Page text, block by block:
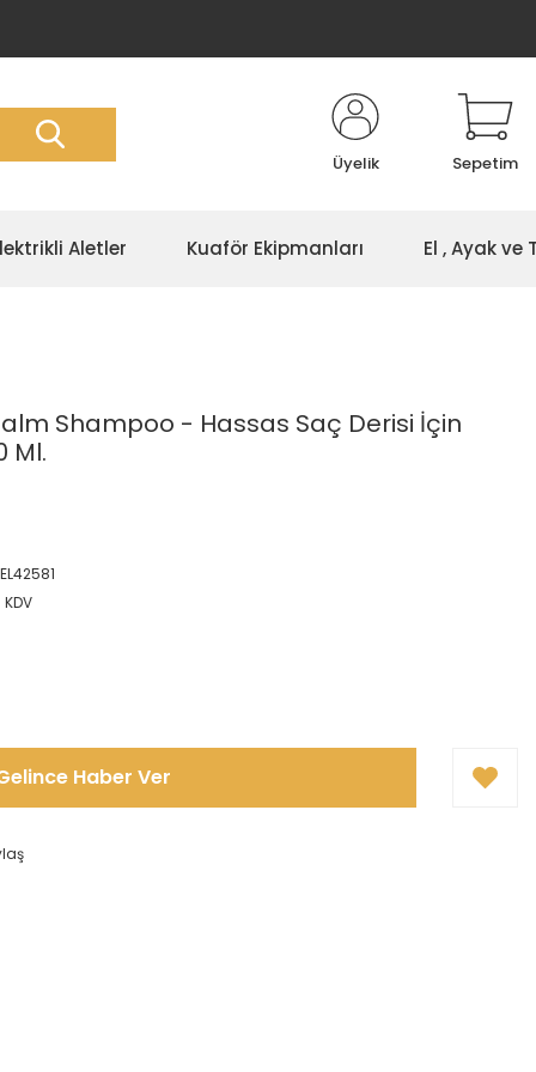
Üyelik Sepetim
Aletler Kuaför Ekipmanları El , Ayak ve
Shampoo - Hassas Saç Derisi İçin
Ml.
KDV
Haber Ver